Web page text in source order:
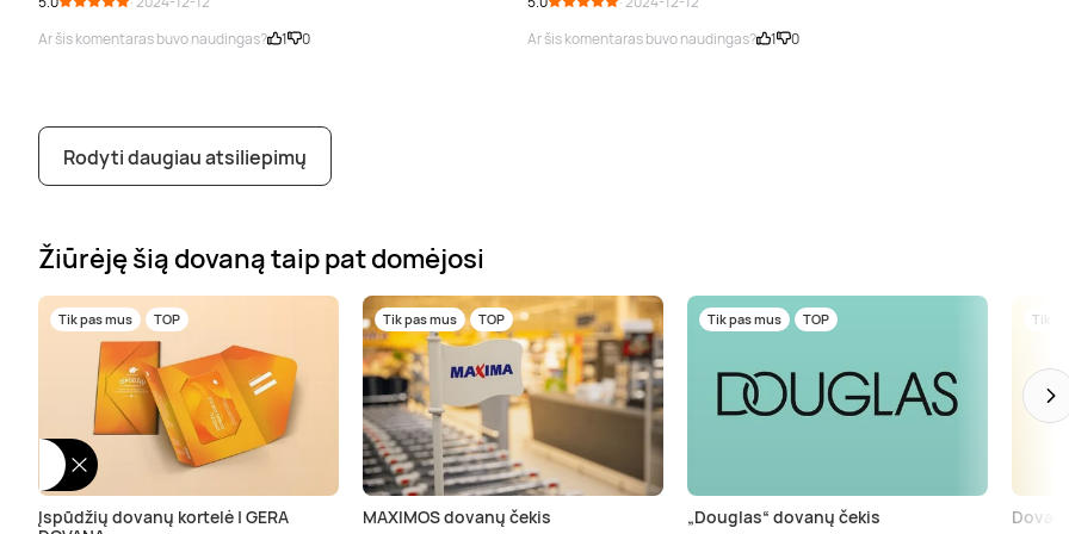
Ar šis komentaras buvo naudingas?
1 0
Ar šis komentaras buvo naudingas?
1 0
Rodyti daugiau atsiliepimų
Žiūrėję šią dovaną taip pat domėjosi
Tik pas mus TOP
Įspūdžių dovanų kortelė | GERA
Tik pas mus TOP
MAXIMOS dovanų čekis
Tik pas mus TOP
„Douglas“ dovanų čekis
Tik